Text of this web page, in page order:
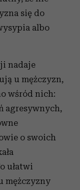
się do
albo
nadaje
u mężczyzn,
wśród nich:
agresywnych,
o swoich
ułatwi
mężczyzny